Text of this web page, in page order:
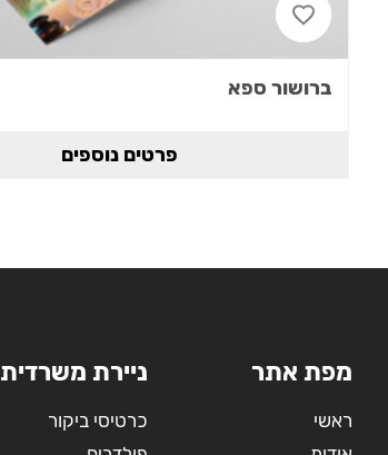
ברושור ספא
פרטים נוספים
מפת אתר
ראשי
ניירת משרדית
כרטיסי ביקור